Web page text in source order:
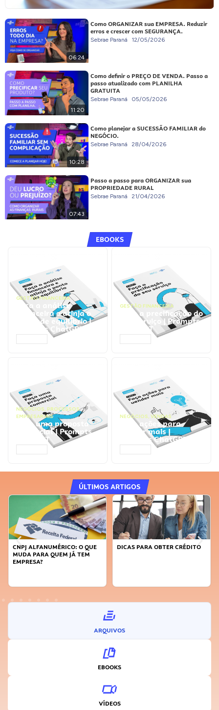
06:24
Como ORGANIZAR sua EMPRESA. Reduzir
erros e crescer com SEGURANÇA.
Sebrae Paraná 12/05/2026
11:20
Como definir o PREÇO DE VENDA. Passo a
passo atualizado com PLANILHA
GRATUITA
Sebrae Paraná 05/05/2026
10:28
Como planejar a SUCESSÃO FAMILIAR do
NEGÓCIO.
Sebrae Paraná 28/04/2026
07:43
Passo a passo para ORGANIZAR sua
PROPRIEDADE RURAL
Sebrae Paraná 21/04/2026
EBOOKS
GESTÃO FINANCEIRA
Faça a análise
financeira e atinja o
ponto de equilíbrio |
Prompts ChatGPT
GESTÃO FINANCEIRA
Faça a precificação do
seu serviço | Prompts
ChatGPT
NEGÓCIOS, PROCESSOS
EMPRESARIAIS
Faça uma proposta
comercial | Prompts
ChatGPT
NEGÓCIOS, VENDAS
Faça ações para
vender mais |
Prompts ChatGPT
ÚLTIMOS ARTIGOS
CNPJ ALFANUMÉRICO: O QUE
MUDA PARA QUEM JÁ TEM
EMPRESA?
DICAS PARA OBTER CRÉDITO
ARQUIVOS
EBOOKS
VÍDEOS